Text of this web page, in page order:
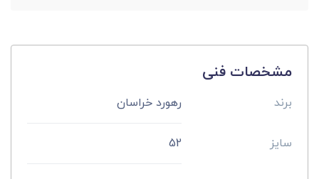
مشخصات فنی
برند رهورد خراسان
سایز 52